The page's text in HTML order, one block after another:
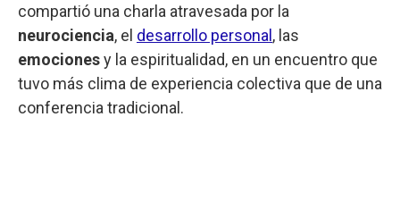
compartió una charla atravesada por la
neurociencia, el desarrollo personal , las
emocionesy la espiritualidad, en un encuentro que
tuvo más clima de experiencia colectiva que de una
conferencia tradicional.